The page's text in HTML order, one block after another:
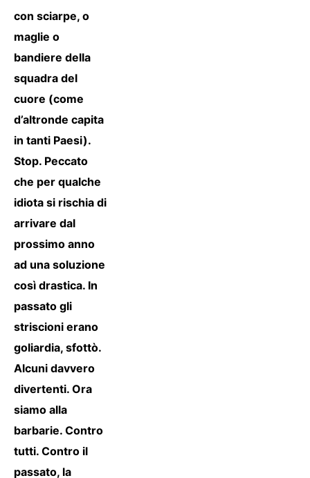
con sciarpe, o
maglie o
bandiere della
squadra del
cuore (come
d’altronde capita
in tanti Paesi).
Stop. Peccato
che per qualche
idiota si rischia di
arrivare dal
prossimo anno
ad una soluzione
così drastica. In
passato gli
striscioni erano
goliardia, sfottò.
Alcuni davvero
divertenti. Ora
siamo alla
barbarie. Contro
tutti. Contro il
passato, la